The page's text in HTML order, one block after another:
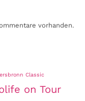
vorhanden.
Classic
on Tour